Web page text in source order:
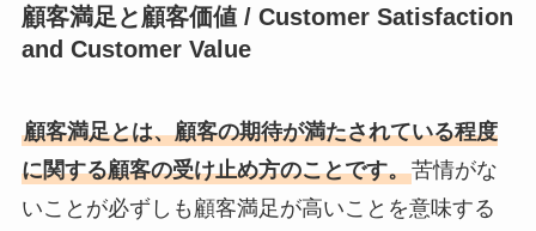
顧客満足と顧客価値 / Customer Satisfaction
and Customer Value
顧客満足とは、顧客の期待が満たされている程度
に関する顧客の受け止め方のことです。苦情がな
いことが必ずしも顧客満足が高いことを意味する